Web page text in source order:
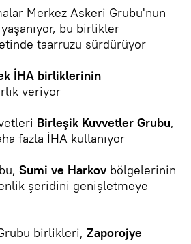
Merkez Askeri Grubu'nun
bu birlikler
taarruzu sürdürüyor
İHA birliklerinin
veriyor
Birleşik Kuvvetler Grubu,
fazla İHA kullanıyor
Sumi ve Harkov bölgelerinin
şeridini genişletmeye
birlikleri, Zaporojye